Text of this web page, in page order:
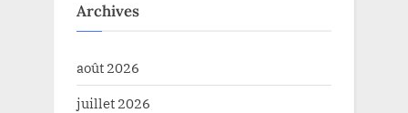
Archives
août 2026
juillet 2026